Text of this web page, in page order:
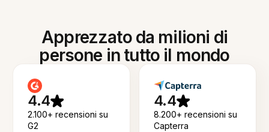
Apprezzato da milioni di
persone in tutto il mondo
4.4
2.100+ recensioni su
G2
4.4
8.200+ recensioni su
Capterra